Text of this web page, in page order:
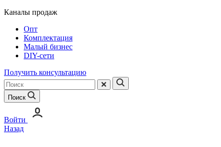
Каналы продаж
Опт
Комплектация
Малый бизнес
DIY-сети
Получить консультацию
Поиск
Войти
Назад